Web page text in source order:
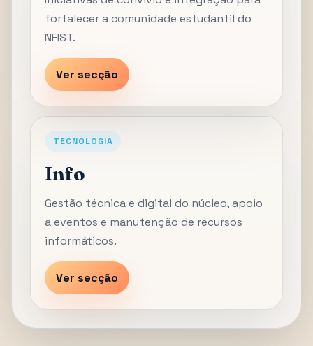
fortalecer a comunidade estudantil do
NFIST.
Ver secção
TECNOLOGIA
Info
Gestão técnica e digital do núcleo, apoio
a eventos e manutenção de recursos
informáticos.
Ver secção